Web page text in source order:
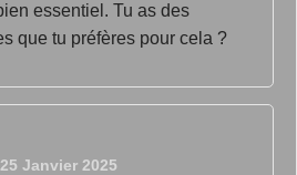
essentiel. Tu as des
que tu préfères pour cela ?
Janvier 2025